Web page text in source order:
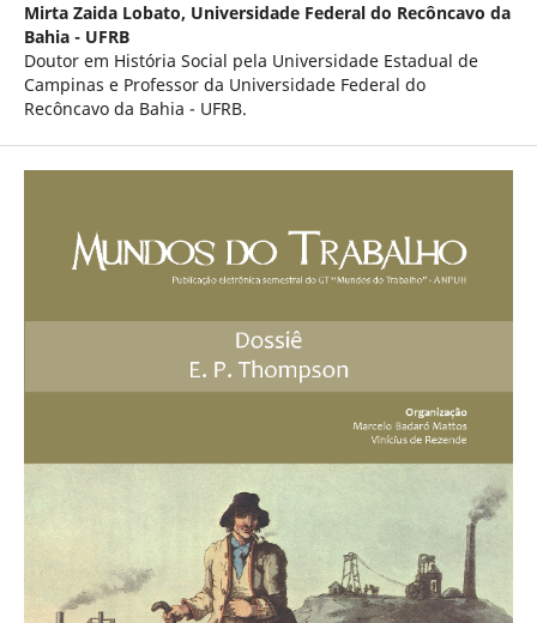
Mirta Zaida Lobato, Universidade Federal do Recôncavo da
Bahia - UFRB
Doutor em História Social pela Universidade Estadual de
Campinas e Professor da Universidade Federal do
Recôncavo da Bahia - UFRB.